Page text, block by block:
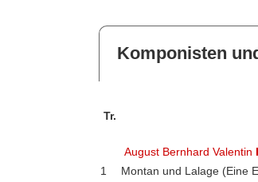
Komponisten
Tr.
August Bernhard Valentin
1
Montan und Lalage (Eine